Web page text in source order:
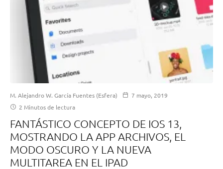
M. Alejandro W. García Fuentes (Esfera)
7 mayo, 2019
2 Minutos de lectura
FANTÁSTICO CONCEPTO DE IOS 13,
MOSTRANDO LA APP ARCHIVOS, EL
MODO OSCURO Y LA NUEVA
MULTITAREA EN EL IPAD